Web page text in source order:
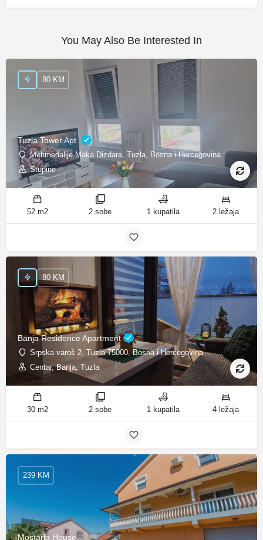
You May Also Be Interested In
Tuzla Tower Apt.
Mehmedalije Maka Dizdara, Tuzla, Bosna i Hercegovina
Stupine
80 KM
52 m2 2 sobe 1 kupatila 2 ležaja
Banja Residence Apartment
Srpska varoš 2, Tuzla 75000, Bosna i Hercegovina
Centar, Banja, Tuzla
80 KM
30 m2 2 sobe 1 kupatila 4 ležaja
Mostaria House
239 KM